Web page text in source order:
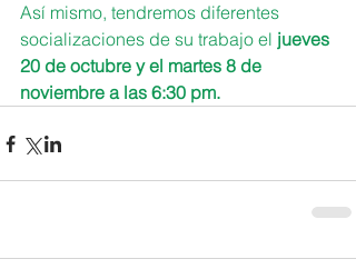
Así mismo, tendremos diferentes
socializaciones de su trabajo el jueves
20 de octubre y el martes 8 de
noviembre a las 6:30 pm.